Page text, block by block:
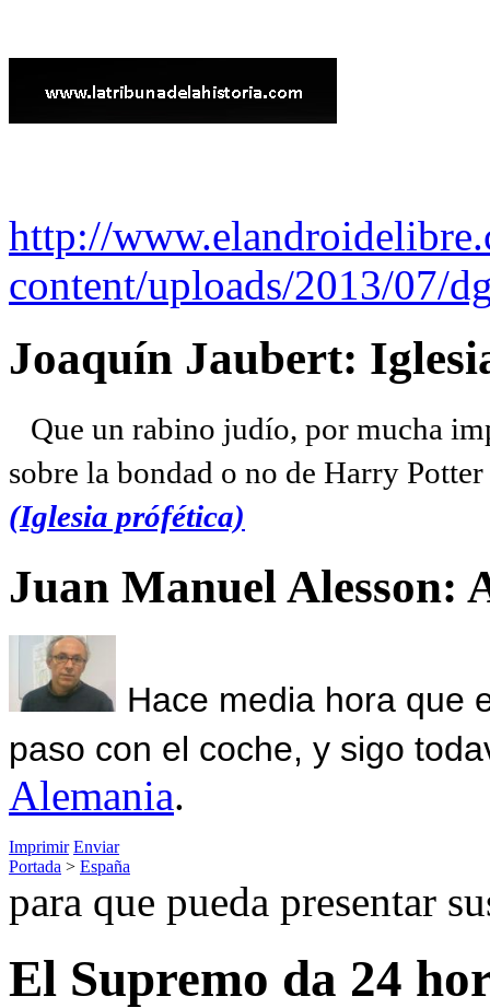
http://
content/uploads/2013/07/
Joaquín Jaubert:
Que un rabino judío, por mucha
sobre la bondad o no de Harry
(Iglesia prófética)
Juan Manuel Alesson:
Hace media hora que
paso con el coche, y sigo
Alemania.
Imprimir Enviar
Portada > España
para que pueda presentar
El Supremo da 24